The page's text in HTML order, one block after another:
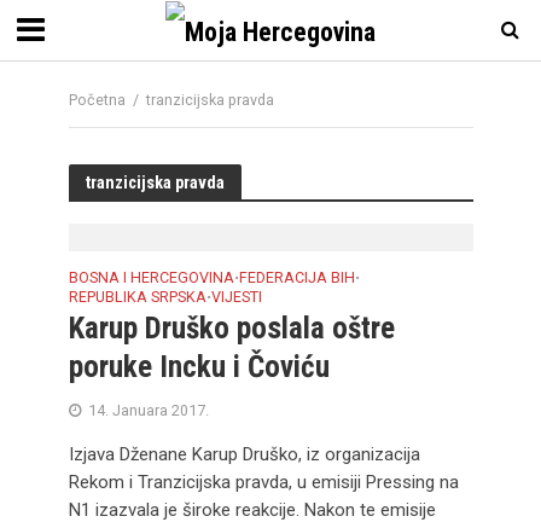
Početna /tranzicijska pravda
tranzicijska pravda
BOSNA I HERCEGOVINA•FEDERACIJA BIH•
REPUBLIKA SRPSKA•VIJESTI
Karup Druško poslala oštre
poruke Incku i Čoviću
14. Januara 2017.
Izjava Dženane Karup Druško, iz organizacija
Rekom i Tranzicijska pravda, u emisiji Pressing na
N1 izazvala je široke reakcije. Nakon te emisije